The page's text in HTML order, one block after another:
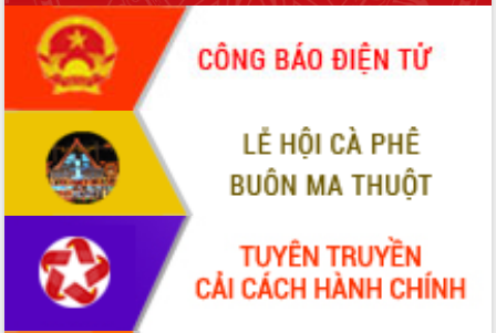
Đắk Lắk nâng cao hiệu quả công tác
Đảng từ Sổ tay đảng viên điện tử
Đắk Lắk đẩy mạnh nuôi biển công
nghệ, hướng tới phát triển thủy sản
bền vững
Tập huấn nâng cao năng lực triển khai
chuyển đổi số cho cán bộ, công chức
cấp xã
Đắk Lắk phát động hưởng ứng Ngày
Quyền của người tiêu dùng Việt Nam
2026
Đẩy mạnh cải cách hành chính, quyết
tâm đạt được mục tiêu tăng trưởng
hai con số trong năm 2026